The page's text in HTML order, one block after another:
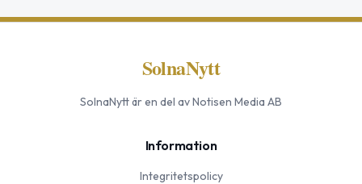
SolnaNytt
SolnaNyttär en del av Notisen Media AB
Information
Integritetspolicy